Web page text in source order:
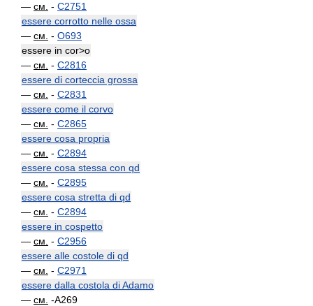
— см. - C2751
essere corrotto nelle ossa
— см. - O693
essere in cor>o
— см. - C2816
essere di corteccia grossa
— см. - C2831
essere come il corvo
— см. - C2865
essere cosa propria
— см. - C2894
essere cosa stessa con qd
— см. - C2895
essere cosa stretta di qd
— см. - C2894
essere in cospetto
— см. - C2956
essere alle costole di qd
— см. - C2971
essere dalla costola di Adamo
— см. -A269